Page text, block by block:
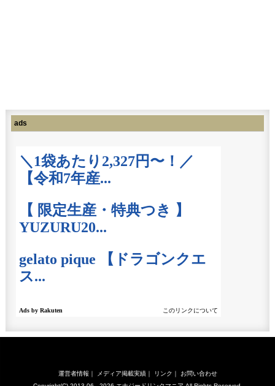
ads
運営者情報 ｜ メディア掲載実績｜ リンク ｜
お問い合わせ